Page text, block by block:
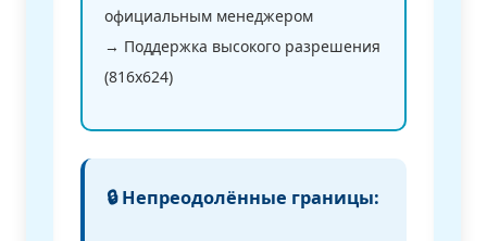
официальным менеджером
→ Поддержка высокого разрешения
(816x624)
🔒 Непреодолённые границы: